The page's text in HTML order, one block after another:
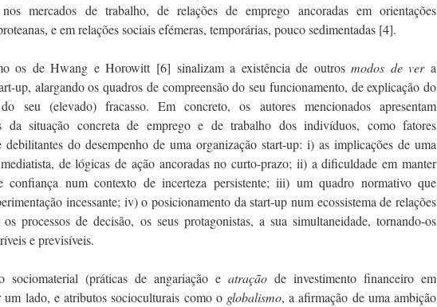
nos mercados de trabalho, de relações de emprego ancoradas em orientações
e em relações sociais efémeras, temporárias, pouco sedimentadas [4].
os de Hwang e Horowitt [6] sinalizam a existência de outrosmodos de vera
up, alargando os quadros de compreensão do seu funcionamento, de explicação do
seu (elevado) fracasso. Em concreto, os autores mencionados apresentam
da situação concreta de emprego e de trabalho dos indivíduos, como fatores
debilitantes do desempenho de uma organização start-up: i) as implicações de uma
de lógicas de ação ancoradas no curto-prazo; ii) a dificuldade em manter
confiança num contexto de incerteza persistente; iii) um quadro normativo que
incessante; iv) o posicionamento da start-up num ecossistema de relações
processos de decisão, os seus protagonistas, a sua simultaneidade, tornando-os
e previsíveis.
sociomaterial (práticas de angariação e atração de investimento financeiro em
lado, e atributos socioculturais como o globalismo, a afirmação de uma ambição